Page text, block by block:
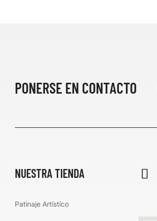
PONERSE EN CONTACTO
NUESTRA TIENDA
Patinaje Artístíco